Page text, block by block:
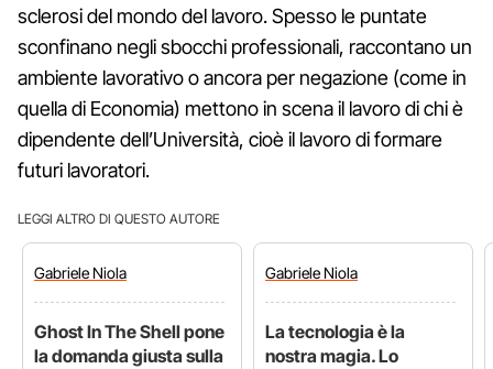
sclerosi del mondo del lavoro. Spesso le puntate
sconfinano negli sbocchi professionali, raccontano un
ambiente lavorativo o ancora per negazione (come in
quella di Economia) mettono in scena il lavoro di chi è
dipendente dell’Università, cioè il lavoro di formare
futuri lavoratori.
LEGGI ALTRO DI QUESTO AUTORE
GabrieleNiola
Ghost In The Shell pone
la domanda giusta sulla
GabrieleNiola
La tecnologia è la
nostra magia. Lo